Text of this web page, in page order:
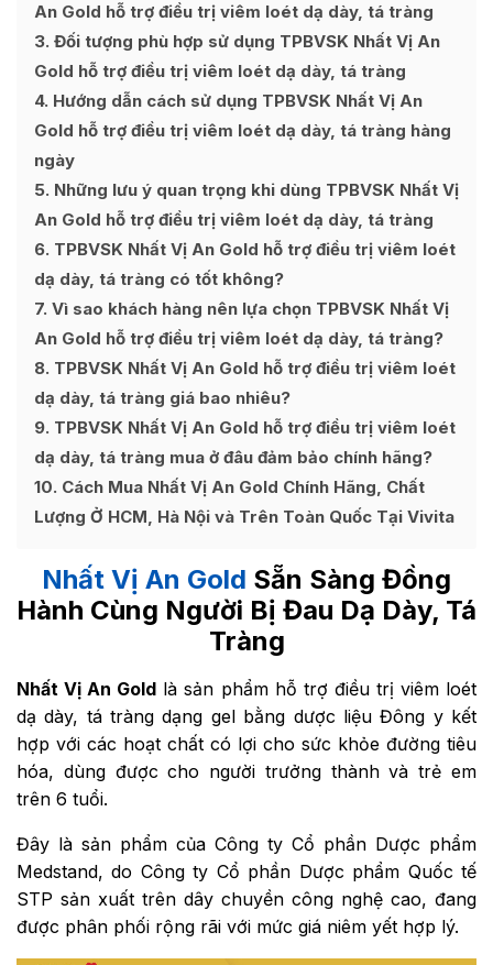
An Gold hỗ trợ điều trị viêm loét dạ dày, tá tràng
3 Đối tượng phù hợp sử dụng TPBVSK Nhất Vị An
Gold hỗ trợ điều trị viêm loét dạ dày, tá tràng
4 Hướng dẫn cách sử dụng TPBVSK Nhất Vị An
Gold hỗ trợ điều trị viêm loét dạ dày, tá tràng hàng
ngày
5 Những lưu ý quan trọng khi dùng TPBVSK Nhất Vị
An Gold hỗ trợ điều trị viêm loét dạ dày, tá tràng
6 TPBVSK Nhất Vị An Gold hỗ trợ điều trị viêm loét
dạ dày, tá tràng có tốt không?
7 Vì sao khách hàng nên lựa chọn TPBVSK Nhất Vị
An Gold hỗ trợ điều trị viêm loét dạ dày, tá tràng?
8 TPBVSK Nhất Vị An Gold hỗ trợ điều trị viêm loét
dạ dày, tá tràng giá bao nhiêu?
9 TPBVSK Nhất Vị An Gold hỗ trợ điều trị viêm loét
dạ dày, tá tràng mua ở đâu đảm bảo chính hãng?
10 Cách Mua Nhất Vị An Gold Chính Hãng, Chất
Lượng Ở HCM, Hà Nội và Trên Toàn Quốc Tại Vivita
Nhất Vị An Gold Sẵn Sàng Đồng
Hành Cùng Người Bị Đau Dạ Dày, Tá
Tràng
Nhất Vị An Gold là sản phẩm hỗ trợ điều trị viêm loét
dạ dày, tá tràng dạng gel bằng dược liệu Đông y kết
hợp với các hoạt chất có lợi cho sức khỏe đường tiêu
hóa, dùng được cho người trưởng thành và trẻ em
trên 6 tuổi.
Đây là sản phẩm của Công ty Cổ phần Dược phẩm
Medstand, do Công ty Cổ phần Dược phẩm Quốc tế
STP sản xuất trên dây chuyền công nghệ cao, đang
được phân phối rộng rãi với mức giá niêm yết hợp lý.